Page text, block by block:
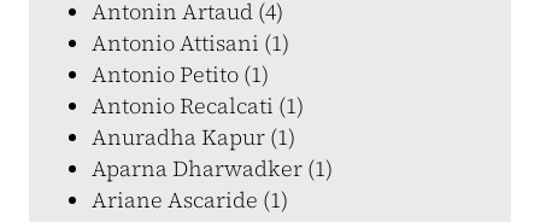
Antonin Artaud (4)
Antonio Attisani (1)
Antonio Petito (1)
Antonio Recalcati (1)
Anuradha Kapur (1)
Aparna Dharwadker (1)
Ariane Ascaride (1)